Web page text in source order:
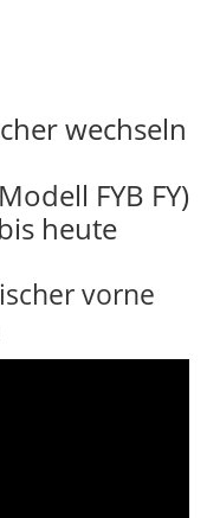
wechseln
FYB FY)
heute
vorne